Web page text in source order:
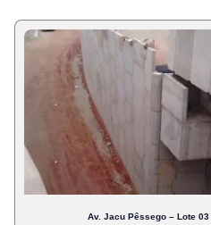
Av. Jacu Pêssego – Lote 03